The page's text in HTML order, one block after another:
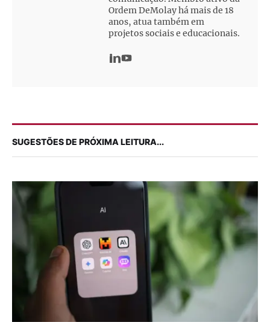
Ordem DeMolay há mais de 18
anos, atua também em
projetos sociais e educacionais.
SUGESTÕES DE PRÓXIMA LEITURA...